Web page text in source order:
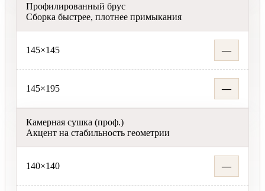
Профилированный брус
Сборка быстрее, плотнее примыкания
145×145 —
145×195 —
Камерная сушка (проф.)
Акцент на стабильность геометрии
140×140 —